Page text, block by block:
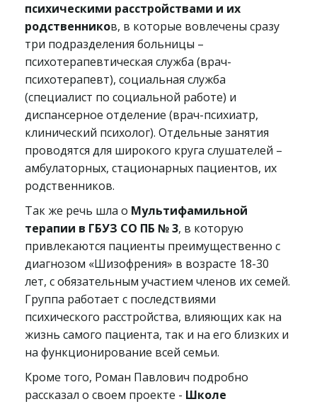
психическими расстройствами и их
родственников, в которые вовлечены сразу
три подразделения больницы –
психотерапевтическая служба (врач-
психотерапевт), социальная служба
(специалист по социальной работе) и
диспансерное отделение (врач-психиатр,
клинический психолог). Отдельные занятия
проводятся для широкого круга слушателей –
амбулаторных, стационарных пациентов, их
родственников.
Так же речь шла о Мультифамильной
терапии в ГБУЗ СО ПБ № 3, в которую
привлекаются пациенты преимущественно с
диагнозом «Шизофрения» в возрасте 18-30
лет, с обязательным участием членов их семей.
Группа работает с последствиями
психического расстройства, влияющих как на
жизнь самого пациента, так и на его близких и
на функционирование всей семьи.
Кроме того, Роман Павлович подробно
рассказал о своем проекте - Школе